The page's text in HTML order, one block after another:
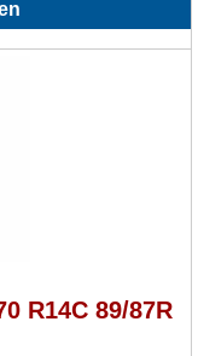
R14C 89/87R